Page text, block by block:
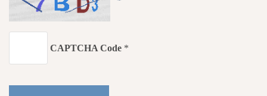
CAPTCHA Code *